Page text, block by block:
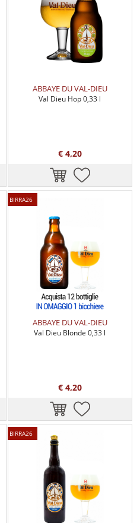
ABBAYE DU VAL-DIEU
Val Dieu Hop 0,33 l
€ 4,20
BIRRA26
ABBAYE DU VAL-DIEU
Val Dieu Blonde 0,33 l
€ 4,20
BIRRA26